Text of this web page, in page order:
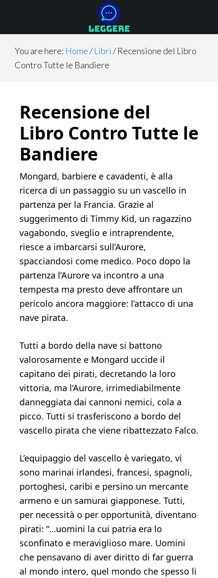
main
content
primary
sidebar
footer
You are here: Home/ Libri /Recensione del Libro
Contro Tutte le Bandiere
Recensione del
Libro Contro Tutte le
Bandiere
Mongard, barbiere e cavadenti, è alla
ricerca di un passaggio su un vascello in
partenza per la Francia. Grazie al
suggerimento di Timmy Kid, un ragazzino
vagabondo, sveglio e intraprendente,
riesce a imbarcarsi sull’Aurore,
spacciandosi come medico. Poco dopo la
partenza l’Aurore va incontro a una
tempesta ma presto deve affrontare un
pericolo ancora maggiore: l’attacco di una
nave pirata.
Tutti a bordo della nave si battono
valorosamente e Mongard uccide il
capitano dei pirati, decretando la loro
vittoria, ma l’Aurore, irrimediabilmente
danneggiata dai cannoni nemici, cola a
picco. Tutti si trasferiscono a bordo del
vascello pirata che viene ribattezzato Falco.
L’equipaggio del vascello è variegato, vi
sono marinai irlandesi, francesi, spagnoli,
portoghesi, caribi e persino un mercante
armeno e un samurai giapponese. Tutti,
per necessità o per opportunità, diventano
pirati: “…uomini la cui patria era lo
sconfinato e meraviglioso mare. Uomini
che pensavano di aver diritto di far guerra
al mondo intero, quel mondo che spesso li